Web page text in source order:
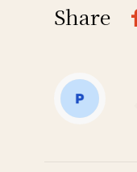
Share